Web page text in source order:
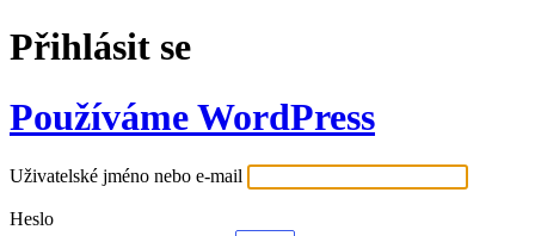
Přihlásit se
Používáme WordPress
Uživatelské jméno nebo e-mail
Heslo